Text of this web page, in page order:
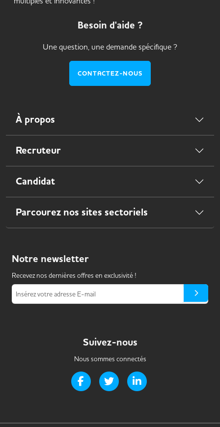
Besoin d'aide ?
Une question, une demande spécifique ?
CONTACTEZ-NOUS
À propos
Recruteur
Candidat
Parcourez nos sites sectoriels
Notre newsletter
Recevez nos dernières offres en exclusivité !
Insérez votre adresse E-mail
Suivez-nous
Nous sommes connectés
Page Facebook de Handi-it
Page Twitter de Handi-it